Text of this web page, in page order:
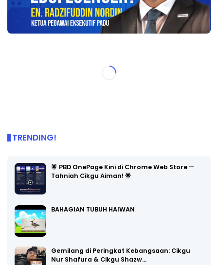
TRENDING!
🌟 PBD OnePage Kini di Chrome Web Store —
Tahniah Cikgu Aiman! 🌟
BAHAGIAN TUBUH HAIWAN
Gemilang di Peringkat Kebangsaan: Cikgu
Nur Shafura & Cikgu Shazw…